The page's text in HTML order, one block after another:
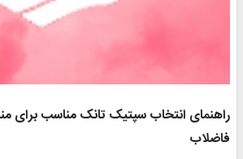
راهنمای انتخاب سپتیک تانک مناسب برای
فاضلاب